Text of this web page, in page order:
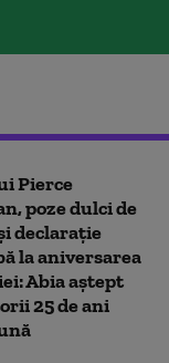
Pierce
poze dulci de
declarație
la aniversarea
Abia aștept
25 de ani